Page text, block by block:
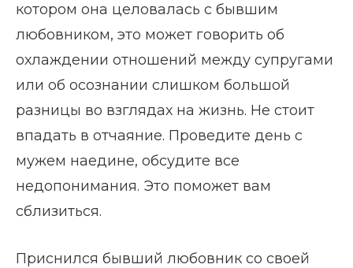
котором она целовалась с бывшим
любовником, это может говорить об
охлаждении отношений между супругами
или об осознании слишком большой
разницы во взглядах на жизнь. Не стоит
впадать в отчаяние. Проведите день с
мужем наедине, обсудите все
недопонимания. Это поможет вам
сблизиться.
Приснился бывший любовник со своей